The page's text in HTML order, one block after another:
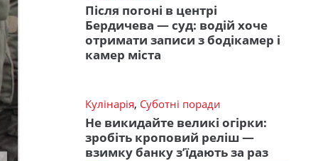
Після погоні в центрі
Бердичева — суд: водій хоче
отримати записи з бодікамер і
камер міста
Кулінарія, Суботні поради
Не викидайте великі огірки:
зробіть кроповий реліш —
взимку банку з’їдають за раз